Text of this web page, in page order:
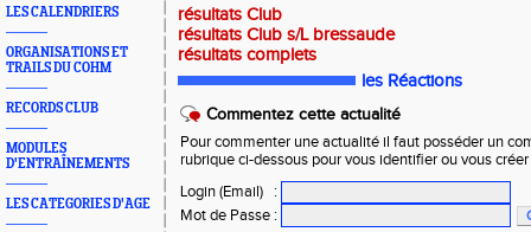
LES CALENDRIERS
ORGANISATIONS ET
TRAILS DU COHM
RECORDS CLUB
MODULES
D'ENTRAÎNEMENTS
LES CATEGORIES D'AGE
résultats Club
résultats Club s/L bressaude
résultats complets
les Réactions
Commentez cette actualité
Pour commenter une actualité il faut posséder un
rubrique ci-dessous pour vous identifier ou vous
Login (Email)
:
Mot de Passe :